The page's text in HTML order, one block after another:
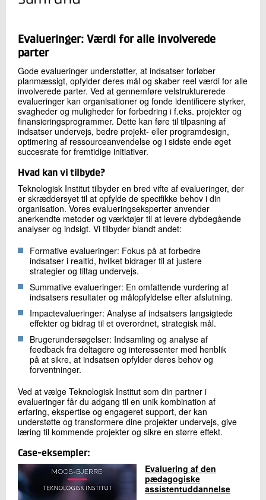
Skriv til mig
Send
Evalueringer: Værdi for alle involverede
parter
Gode evalueringer understøtter, at indsatser forløber
planmæssigt, opfylder deres mål og skaber reel værdi for alle
involverede parter. Ved at gennemføre velstrukturerede
evalueringer kan organisationer og fonde identificere styrker,
svagheder og muligheder for forbedring i f.eks. projekter og
finansieringsprogrammer. Dette kan føre til tilpasning af
indsatser undervejs, bedre projekt- eller programdesign,
optimering af ressourceanvendelse og i sidste ende øget
succesrate for fremtidige initiativer.
Hvad kan vi tilbyde?
Teknologisk Institut tilbyder en bred vifte af evalueringer, der
er skræddersyet til at opfylde de specifikke behov i din
organisation. Vores evalueringseksperter anvender
anerkendte metoder og værktøjer til at levere dybdegående
analyser og indsigt. Vi tilbyder blandt andet:
Formative evalueringer: Fokus på at forbedre
indsatser i realtid, hvilket bidrager til at justere
strategier og tiltag undervejs.
Summative evalueringer: En omfattende vurdering af
indsatsers resultater og målopfyldelse efter afslutning.
Impactevalueringer: Analyse af indsatsers langsigtede
effekter og bidrag til et overordnet, strategisk mål.
Brugerundersøgelser: Indsamling og analyse af
feedback fra deltagere og interessenter med henblik
på at sikre, at indsatsen opfylder deres behov og
forventninger.
Ved at vælge Teknologisk Institut som din partner i
evalueringer får du adgang til en unik kombination af
erfaring, ekspertise og engageret support, der kan
understøtte og transformere dine projekter undervejs, give
læring til kommende projekter og sikre en større effekt.
Case-eksempler:
Evaluering af den
pædagogiske
assistentuddannelse